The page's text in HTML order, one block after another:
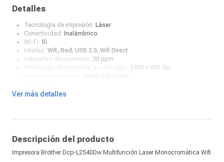
Detalles
Tecnología de impresión: Láser
Conectividad: Inalámbrico
Wi-Fi: Sí
Interfaz: Wifi, Red, USB 2.0, Wifi Direct
Velocidad de impresión: 30 ppm
2400 x 600 dpi
Ver más detalles
Descripción del producto
Impresora Brother Dcp-L2540Dw Multifunción Laser Monocromática Wifi